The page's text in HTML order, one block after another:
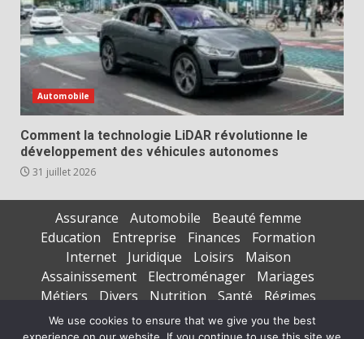
Automobile
Comment la technologie LiDAR révolutionne le
développement des véhicules autonomes
31 juillet 2026
Assurance Automobile
Beauté femme
Education
Entreprise Finances
Formation
Internet
Juridique Loisirs
Maison
Assainissement
Electroménager
Mariages
Métiers
Divers Nutrition Santé
Régimes
Seniors
Sports Vacances
We use cookies to ensure that we give you the best